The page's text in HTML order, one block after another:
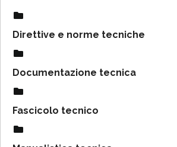
Direttive e norme tecniche
Documentazione tecnica
Fascicolo tecnico